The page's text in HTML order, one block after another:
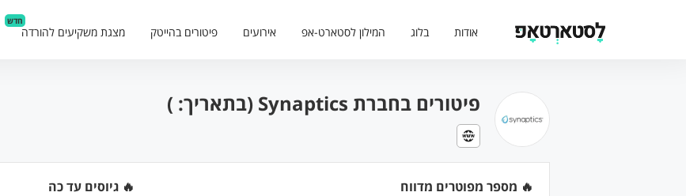
אודות בלוג המילון לסטארט-אפ אירועים פיטורים בהייטק מצגת משקיעים להורדה
חדש
פיטורים בחברת Synaptics (בתאריך: )
🔥 מספר מפוטרים מדווח 🔥 גיוסים עד כה